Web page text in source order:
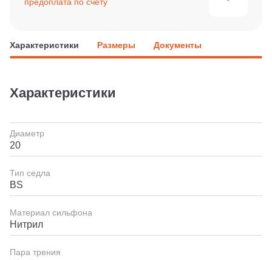
Характеристики Размеры Документы
Характеристики
Диаметр
20
Тип седла
BS
Материал сильфона
Нитрил
Пара трения